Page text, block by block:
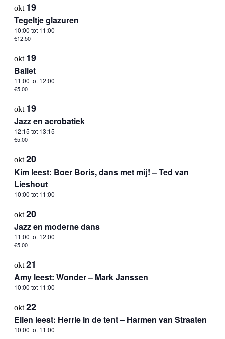
okt 19
Tegeltje glazuren
10:00 tot 11:00
€12.50
okt 19
Ballet
11:00 tot 12:00
€5.00
okt 19
Jazz en acrobatiek
12:15 tot 13:15
€5.00
okt 20
Kim leest: Boer Boris, dans met mij! – Ted van
Lieshout
10:00 tot 11:00
okt 20
Jazz en moderne dans
11:00 tot 12:00
€5.00
okt 21
Amy leest: Wonder – Mark Janssen
10:00 tot 11:00
okt 22
Ellen leest: Herrie in de tent – Harmen van Straaten
10:00 tot 11:00